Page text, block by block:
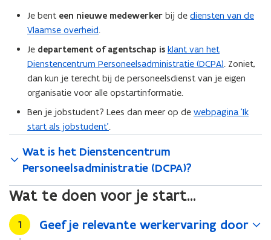
Je bent een nieuwe medewerker bij de diensten van de
Vlaamse overheid.
Je departement of agentschap is klant van het
Dienstencentrum Personeelsadministratie (DCPA). Zoniet,
dan kun je terecht bij de personeelsdienst van je eigen
organisatie voor alle opstartinformatie.
Ben je jobstudent? Lees dan meer op de webpagina 'Ik
start als jobstudent'.
Wat is het Dienstencentrum
Personeelsadministratie (DCPA)?
Wat te doen voor je start...
Stap
1 Geef je relevante werkervaring door